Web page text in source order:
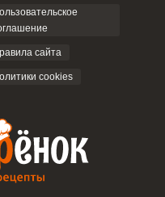
сайта
cookies